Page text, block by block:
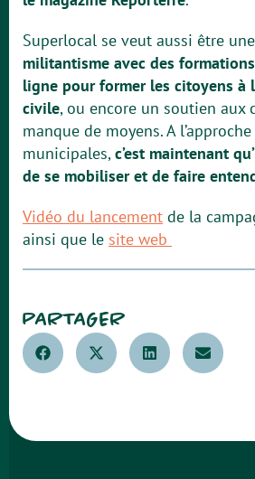
Superlocal se veut aussi être une
militantisme avec des
ligne pour former les citoyens à
civile, ou encore un soutien aux
manque de moyens. A
municipales,c’est maintenant
de se mobiliser et de faire
Vidéo du lancement de la
ainsi que le site web
PARTAGER